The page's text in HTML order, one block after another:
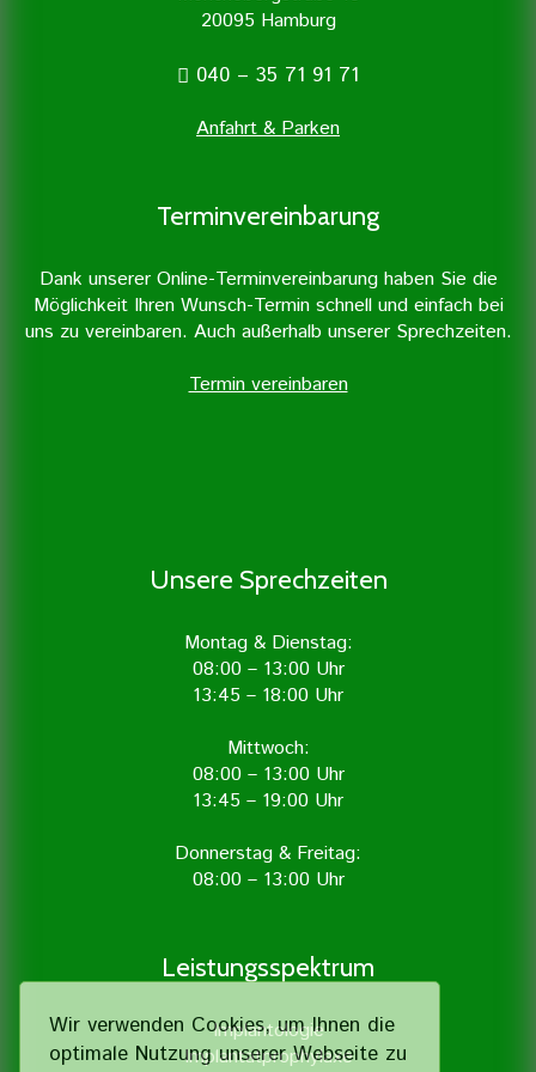
Wir verwenden Cookies, um Ihnen die
optimale Nutzung unserer Webseite zu
20095 Hamburg
040 – 35 71 91 71
Anfahrt & Parken
Terminvereinbarung
Dank unserer Online-Terminvereinbarung haben Sie die
Möglichkeit Ihren Wunsch-Termin schnell und einfach bei
uns zu vereinbaren. Auch außerhalb unserer Sprechzeiten.
Termin vereinbaren
Unsere Sprechzeiten
Montag & Dienstag:
08:00 – 13:00 Uhr
13:45 – 18:00 Uhr
Mittwoch:
08:00 – 13:00 Uhr
13:45 – 19:00 Uhr
Donnerstag & Freitag:
08:00 – 13:00 Uhr
Leistungsspektrum
Implantologie
Implantatprophylaxe